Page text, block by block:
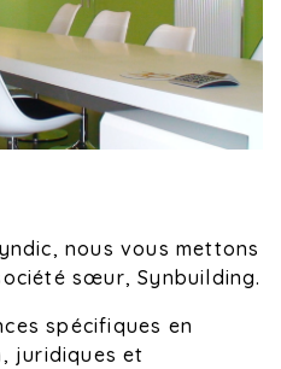
nous vous mettons
sœur, Synbuilding.
spécifiques en
juridiques et